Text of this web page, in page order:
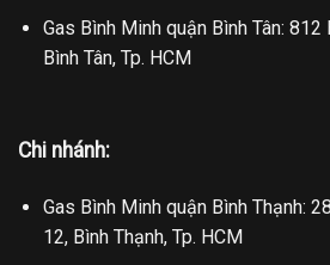
Gas Bình Minh quận Bình Tân:
Bình Tân, Tp. HCM
Chi nhánh:
Gas Bình Minh quận Bình Thạnh:
12, Bình Thạnh, Tp. HCM